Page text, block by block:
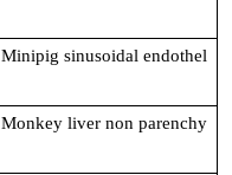
Minipig sinusoidal endothel
Monkey liver non parenchy